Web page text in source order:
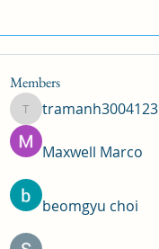
Members
tramanh3004123
tramanh3004123
Maxwell Marco
beomgyu choi